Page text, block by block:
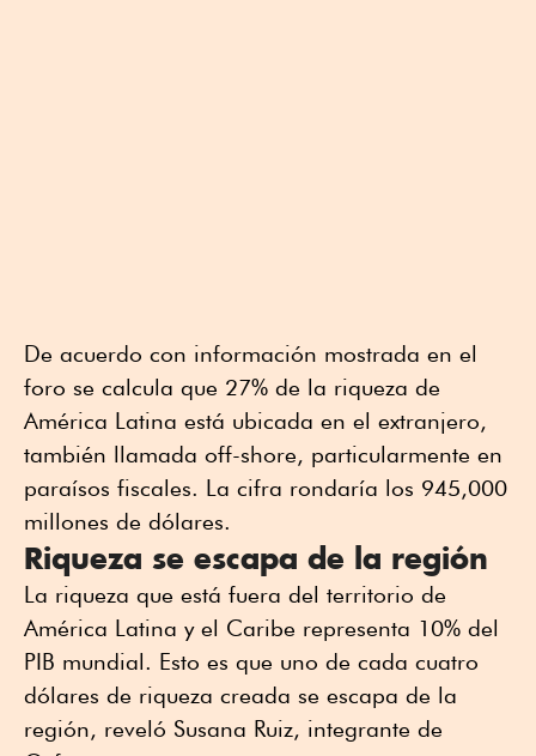
De acuerdo con información mostrada en el
foro se calcula que 27% de la riqueza de
América Latina está ubicada en el extranjero,
también llamada off-shore, particularmente en
paraísos fiscales. La cifra rondaría los 945,000
millones de dólares.
Riqueza se escapa de la región
La riqueza que está fuera del territorio de
América Latina y el Caribe representa 10% del
PIB mundial. Esto es que uno de cada cuatro
dólares de riqueza creada se escapa de la
región, reveló Susana Ruiz, integrante de